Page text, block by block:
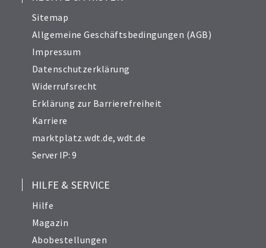
Sitemap
Allgemeine Geschäftsbedingungen (AGB)
Impressum
Datenschutzerklärung
Widerrufsrecht
Erklärung zur Barrierefreiheit
Karriere
marktplatz.wdt.de,wdt.de
Server IP: 9
HILFE & SERVICE
Hilfe
Magazin
Abobestellungen